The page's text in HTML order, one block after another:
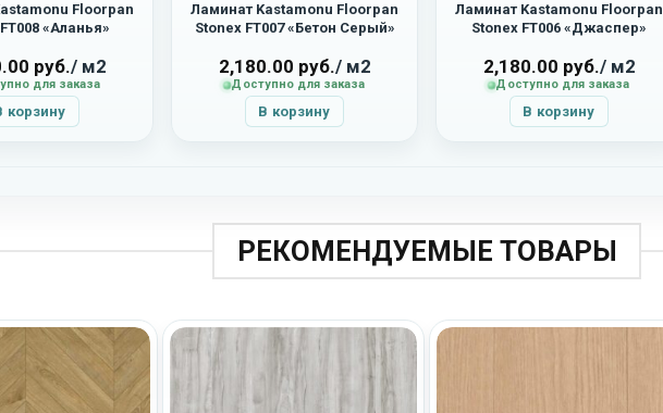
Floorpan
«Аланья»
руб./ м2
для заказа
корзину
Ламинат Kastamonu Floorpan
Stonex FT007 «Бетон Серый»
2,180.00 руб./ м2
Доступно для заказа
В корзину
Ламинат Kastamonu Floorpan
Stonex FT006 «Джаспер»
2,180.00 руб./ м2
Доступно для заказа
В корзину
РЕКОМЕНДУЕМЫЕ ТОВАРЫ